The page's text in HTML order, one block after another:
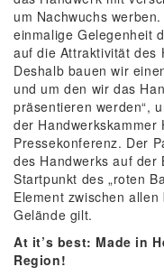
um Nachwuchs
einmalige Gelegenheit
auf die Attraktivität des
Deshalb bauen wir
und um den wir das
präsentieren werden“,
der
Pressekonferenz. Der
des Handwerks auf der
Startpunkt des „roten
Element zwischen
Gelände gilt.
At it’s best: Made in
Region!